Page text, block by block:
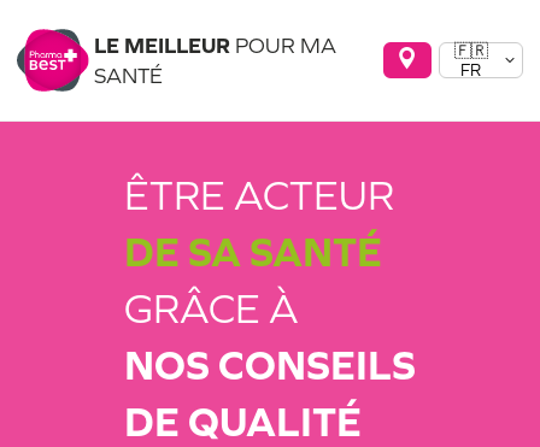
LE MEILLEUR POUR MA
SANTÉ
🇫🇷
FR
ÊTRE ACTEUR
DE SA SANTÉ
GRÂCE À
NOS CONSEILS
DE QUALITÉ